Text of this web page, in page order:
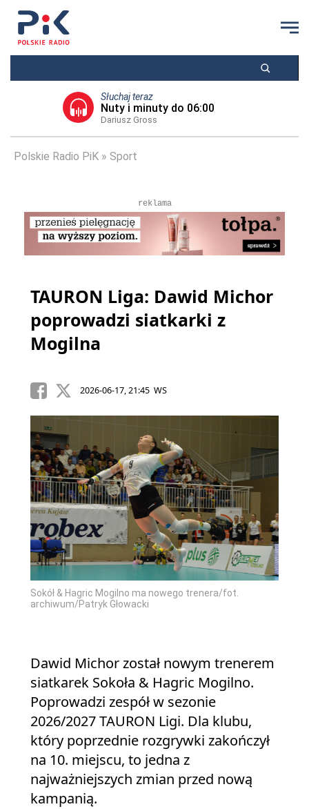
Słuchaj teraz
Nuty i minuty do 06:00
Dariusz Gross
Polskie Radio PiK Sport
reklama
TAURON Liga: Dawid Michor
poprowadzi siatkarki z
Mogilna
2026-06-17, 21:45 WS
Sokół & Hagric Mogilno ma nowego trenera/fot.
archiwum/Patryk Głowacki
Dawid Michor został nowym trenerem
siatkarek Sokoła & Hagric Mogilno.
Poprowadzi zespół w sezonie
2026/2027 TAURON Ligi. Dla klubu,
który poprzednie rozgrywki zakończył
na 10. miejscu, to jedna z
najważniejszych zmian przed nową
kampanią.